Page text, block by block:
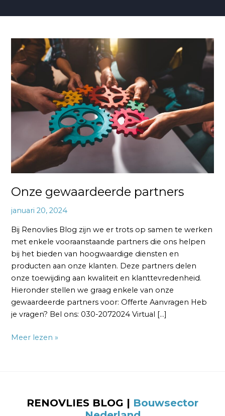
Onze gewaardeerde partners
januari 20, 2024
Bij Renovlies Blog zijn we er trots op samen te werken
met enkele vooraanstaande partners die ons helpen
bij het bieden van hoogwaardige diensten en
producten aan onze klanten. Deze partners delen
onze toewijding aan kwaliteit en klanttevredenheid.
Hieronder stellen we graag enkele van onze
gewaardeerde partners voor: Offerte Aanvragen Heb
je vragen? Bel ons: 030-2072024 Virtual […]
Onze
gewaardeerde
partners
Meer lezen »
RENOVLIES BLOG | Bouwsector